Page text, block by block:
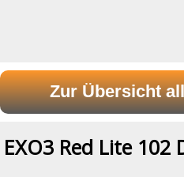
EXO3 Red Lite